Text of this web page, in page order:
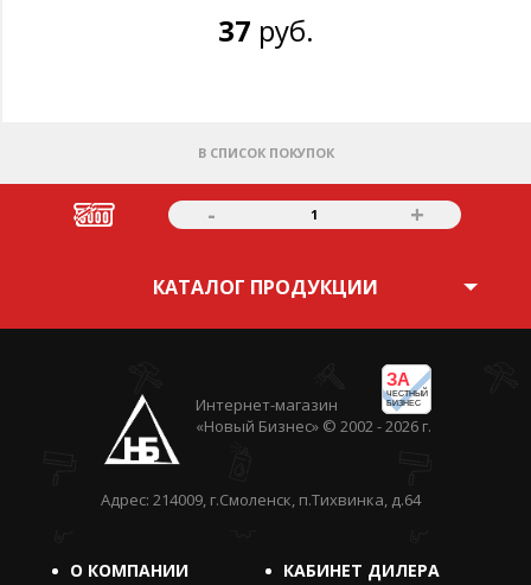
37 руб.
В СПИСОК ПОКУПОК
- 1 +
КАТАЛОГ ПРОДУКЦИИ
ЗА
ЧЕСТНЫЙ
БИЗНЕС
Интернет-магазин
«Новый Бизнес» © 2002 - 2026 г.
Адрес: 214009, г.Смоленск, п.Тихвинка, д.64
О КОМПАНИИ КАБИНЕТ ДИЛЕРА